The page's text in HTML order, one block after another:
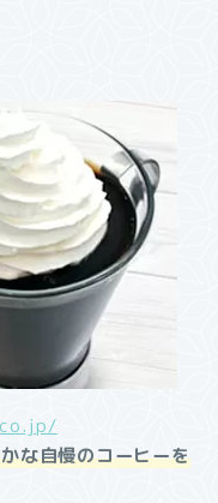
な自慢のコーヒーを